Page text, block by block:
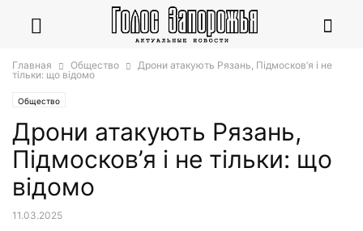
Главная Общество
Дрони атакують Рязань, Підмосков’я і не
тільки: що відомо
Общество
Дрони атакують Рязань,
Підмосков’я і не тільки: що
відомо
11.03.2025